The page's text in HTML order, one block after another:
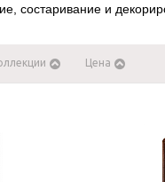
состаривание и
Цена